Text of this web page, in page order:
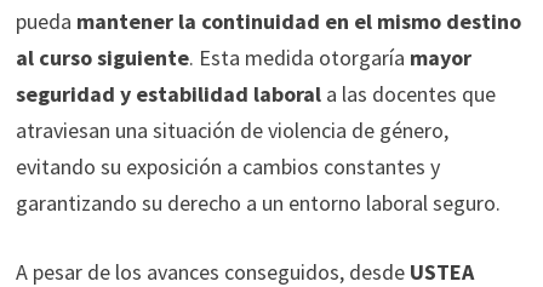
pueda mantener la continuidad en el mismo destino
al curso siguiente. Esta medida otorgaría mayor
seguridad y estabilidad laborala las docentes que
atraviesan una situación de violencia de género,
evitando su exposición a cambios constantes y
garantizando su derecho a un entorno laboral seguro.
A pesar de los avances conseguidos, desde USTEA